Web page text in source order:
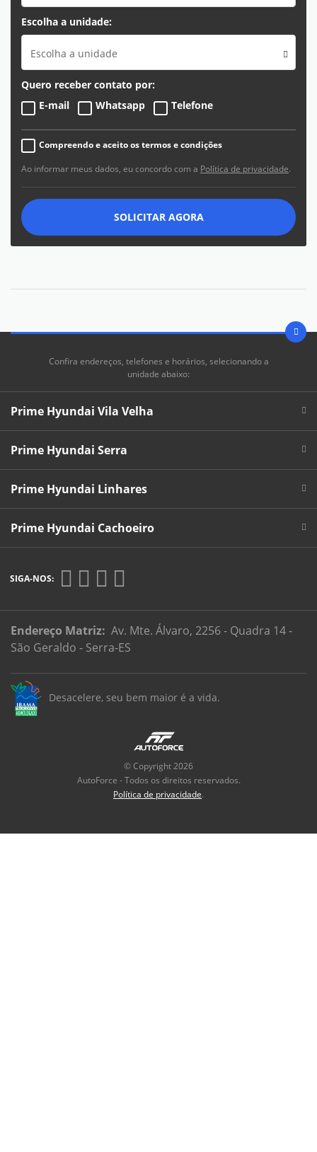
Escolha a unidade:
Escolha a unidade
Quero receber contato por:
E-mail
Whatsapp Telefone
Compreendo e aceito os termos e condições
Ao informar meus dados, eu concordo com a Política de privacidade.
SOLICITAR AGORA
Confira endereços, telefones e horários, selecionando a
unidade abaixo:
Prime Hyundai Vila Velha
Prime Hyundai Serra
Prime Hyundai Linhares
Prime Hyundai Cachoeiro
SIGA-NOS:
Endereço Matriz: Av. Mte. Álvaro, 2256 - Quadra 14 -
São Geraldo - Serra-ES
Desacelere, seu bem maior é a vida.
© Copyright 2026
AutoForce - Todos os direitos reservados.
Política de privacidade.